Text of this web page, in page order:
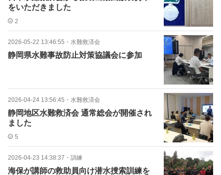
をいただきました
2
2026-05-22 13:46:55 ・ 水難救済会
静岡県水難事故防止対策協議会に参加
2026-04-24 13:56:45 ・ 水難救済会
静岡地区水難救済会 通常総会が開催され
ました
5
2026-04-23 14:38:37 ・ 訓練
海保が講師の救助員向け潜水捜索訓練を